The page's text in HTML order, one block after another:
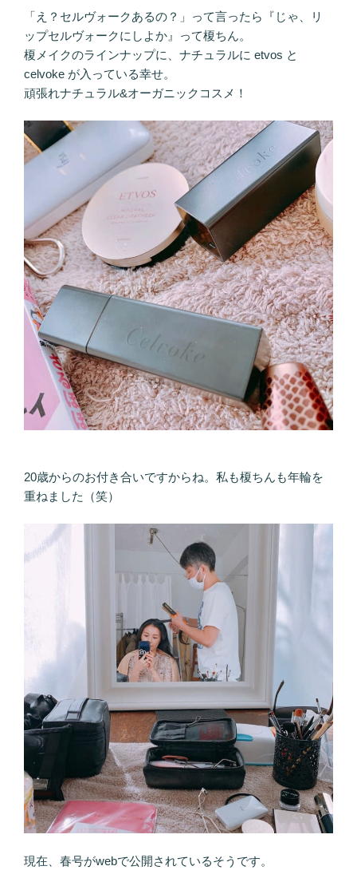
「え？セルヴォークあるの？」って言ったら『じゃ、リ
ップセルヴォークにしよか』って榎ちん。
榎メイクのラインナップに、ナチュラルに etvos と
celvoke が入っている幸せ。
頑張れナチュラル&オーガニックコスメ！
20歳からのお付き合いですからね。私も榎ちんも年輪を
重ねました（笑）
現在、春号がwebで公開されているそうです。